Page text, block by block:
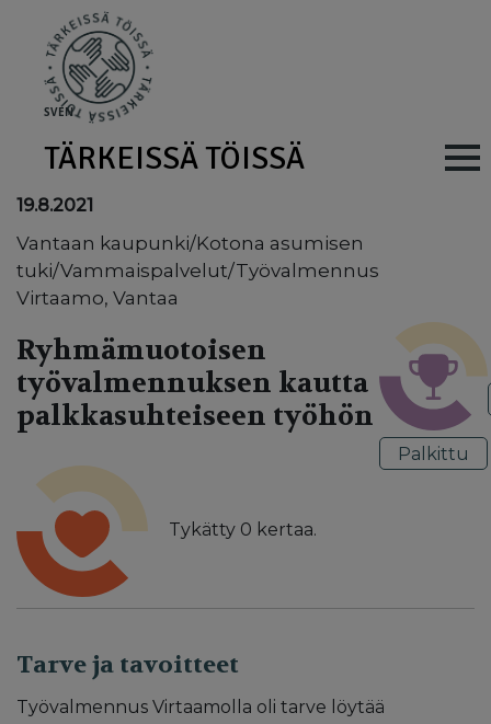
SVEN
TÄRKEISSÄ TÖISSÄ Main
19.8.2021
Vantaan kaupunki/Kotona asumisen
tuki/Vammaispalvelut/Työvalmennus
Virtaamo, Vantaa
Ryhmämuotoisen
työvalmennuksen kautta
palkkasuhteiseen työhön
Tykätty 0 kertaa.
Palkittu
Tarve ja tavoitteet
Työvalmennus Virtaamolla oli tarve löytää